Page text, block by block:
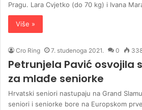
Pragu. Lara Cvjetko (do 70 kg) i Ivana
Više »
Cro Ring 7. studenoga 2021. 0
Petrunjela Pavić osvojila
za mlađe seniorke
Hrvatski seniori nastupaju na Grand
seniori i seniorke bore na Europskom